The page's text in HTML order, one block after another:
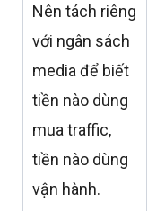
Nên tách riêng
với ngân sách
media để biết
tiền nào dùng
mua traffic,
tiền nào dùng
vận hành.